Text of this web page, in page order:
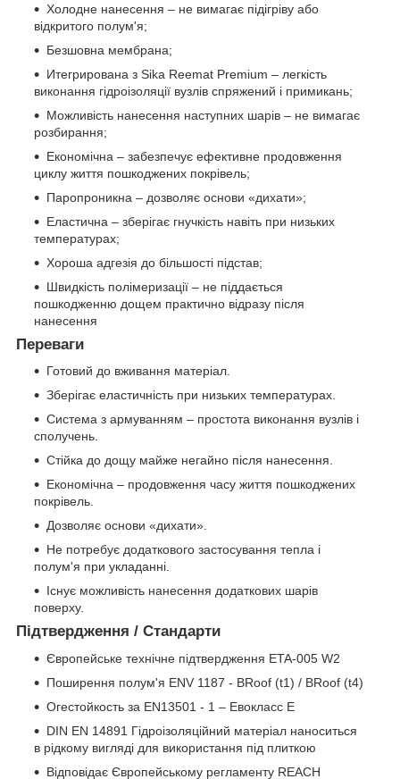
Холодне нанесення – не вимагає підігріву або
відкритого полум'я;
Безшовна мембрана;
Итегрирована з Sika Reemat Premium – легкість
виконання гідроізоляції вузлів спряжений і примикань;
Можливість нанесення наступних шарів – не вимагає
розбирання;
Економічна – забезпечує ефективне продовження
циклу життя пошкоджених покрівель;
Паропроникна – дозволяє основи «дихати»;
Еластична – зберігає гнучкість навіть при низьких
температурах;
Хороша адгезія до більшості підстав;
Швидкість полімеризації – не піддається
пошкодженню дощем практично відразу після
нанесення
Переваги
Готовий до вживання матеріал.
Зберігає еластичність при низьких температурах.
Система з армуванням – простота виконання вузлів і
сполучень.
Стійка до дощу майже негайно після нанесення.
Економічна – продовження часу життя пошкоджених
покрівель.
Дозволяє основи «дихати».
Не потребує додаткового застосування тепла і
полум'я при укладанні.
Існує можливість нанесення додаткових шарів
поверху.
Підтвердження / Стандарти
Європейське технічне підтвердження ETA-005 W2
Поширення полум'я ENV 1187 - BRoof (t1) / BRoof (t4)
Огестойкость за EN13501 - 1 – Евокласс E
DIN EN 14891 Гідроізоляційний матеріал наноситься
в рідкому вигляді для використання під плиткою
Відповідає Європейському регламенту REACH